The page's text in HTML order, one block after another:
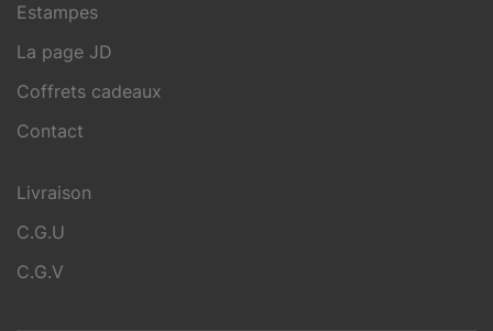
Estampes
La page JD
Coffrets cadeaux
Contact
Livraison
C.G.U
C.G.V